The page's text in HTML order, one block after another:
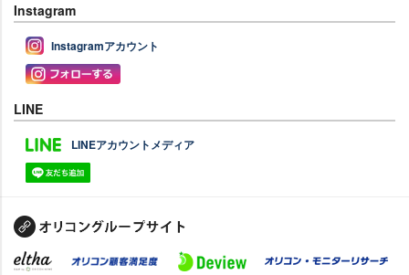
Instagram
Instagramアカウント
LINE
LINEアカウントメディア